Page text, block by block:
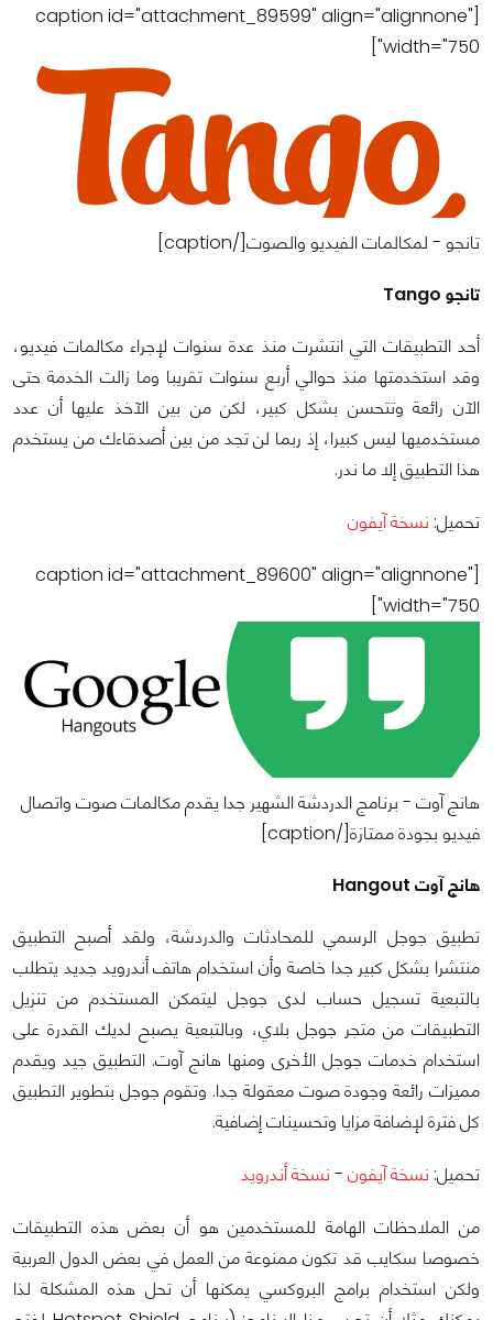
[caption id="attachment_89599" align="alignnone"
width="750"]
تانجو - لمكالمات الفيديو والصوت[/caption]
‫تانجو Tango
‫أحد التطبيقات التي انتشرت منذ عدة سنوات لإجراء مكالمات فيديو،
وقد استخدمتها منذ حوالي أربع سنوات تقريبا وما زالت الخدمة حتى
الآن رائعة وتتحسن بشكل كبير‬، لكن من بين الآخذ عليها أن عدد
مستخدميها ليس كبيرا، إذ ربما لن تجد من بين أصدقاءك من يستخدم
هذا التطبيق إلا ما ندر.
تحميل: نسخة آيفون
[caption id="attachment_89600" align="alignnone"
width="750"]
هانج آوت - برنامج الدردشة الشهير جدا يقدم مكالمات صوت واتصال
فيديو بجودة ممتازة[/caption]
‫هانج آوت Hangout‬
تطبيق جوجل الرسمي للمحادثات والدردشة، ولقد أصبح التطبيق
منتشرا بشكل كبير جدا خاصة وأن استخدام هاتف أندرويد جديد يتطلب
بالتبعية تسجيل حساب لدى جوجل ليتمكن المستخدم من تنزيل
التطبيقات من متجر جوجل بلاي، وبالتبعية يصبح لديك القدرة على
استخدام خدمات جوجل الأخرى ومنها هانج آوت. التطبيق جيد ويقدم
مميزات رائعة وجودة صوت معقولة جدا. وتقوم جوجل بتطوير التطبيق
كل فترة لإضافة مزايا وتحسينات إضافية.
تحميل: نسخة آيفون - نسخة أندرويد
من الملاحظات الهامة للمستخدمين هو أن بعض هذه التطبيقات
خصوصا سكايب قد تكون ممنوعة من العمل في بعض الدول العربية
ولكن استخدام برامج البروكسي يمكنها أن تحل هذه المشكلة لذا